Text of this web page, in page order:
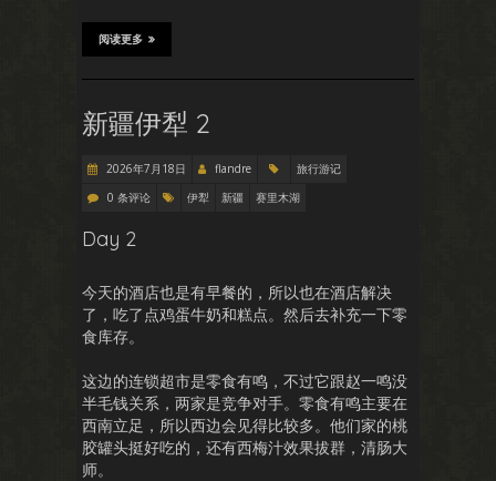
阅读更多
新疆伊犁 2
2026年7月18日 flandre
旅行游记
0 条评论
伊犁 新疆 赛里木湖
Day 2
今天的酒店也是有早餐的，所以也在酒店解决
了，吃了点鸡蛋牛奶和糕点。然后去补充一下零
食库存。
这边的连锁超市是零食有鸣，不过它跟赵一鸣没
半毛钱关系，两家是竞争对手。零食有鸣主要在
西南立足，所以西边会见得比较多。他们家的桃
胶罐头挺好吃的，还有西梅汁效果拔群，清肠大
师。